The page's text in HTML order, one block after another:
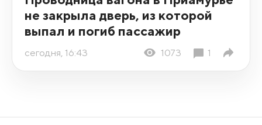
не закрыла дверь, из которой
выпал и погиб пассажир
сегодня, 16:43 1073 1